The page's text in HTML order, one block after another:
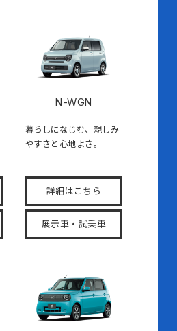
N-WGN
暮らしになじむ、親しみ
やすさと心地よさ。
詳細はこちら
展示車・試乗車